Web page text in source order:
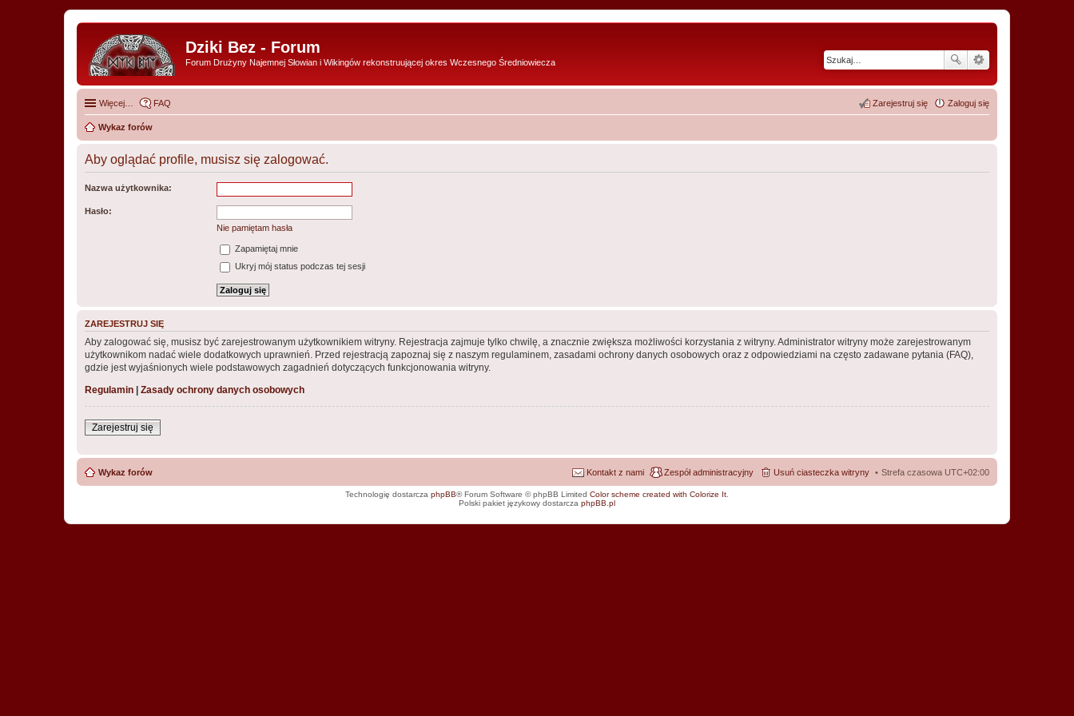
Dziki Bez - Forum
Forum Drużyny Najemnej Słowian i Wikingów rekonstruującej okres Wczesnego Średniowiecza
Więcej… FAQ Zaloguj się
Zarejestruj się
Wykaz forów
Aby oglądać profile, musisz się zalogować.
Nazwa użytkownika:
Hasło:
Nie pamiętam hasła
Zapamiętaj mnie
Ukryj mój status podczas tej sesji
ZAREJESTRUJ SIĘ
Aby zalogować się, musisz być zarejestrowanym użytkownikiem witryny. Rejestracja zajmuje tylko chwilę, a znacznie zwiększa możliwości korzystania z witryny. Administrator witryny może zarejestrowanym
użytkownikom nadać wiele dodatkowych uprawnień. Przed rejestracją zapoznaj się z naszym regulaminem, zasadami ochrony danych osobowych oraz z odpowiedziami na często zadawane pytania (FAQ),
gdzie jest wyjaśnionych wiele podstawowych zagadnień dotyczących funkcjonowania witryny.
Regulamin
Zasady ochrony danych osobowych
Zarejestruj się
Wykaz forów Strefa czasowa UTC+02:00
Usuń ciasteczka witryny
Zespół administracyjny
Kontakt z nami
Technologię dostarcza phpBB® Forum Software © phpBB Limited Color scheme created with Colorize It
Polski pakiet językowy dostarcza phpBB.pl